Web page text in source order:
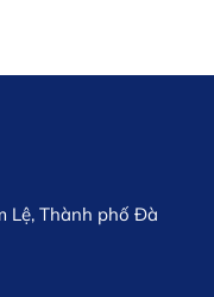
Lệ, Thành phố Đà